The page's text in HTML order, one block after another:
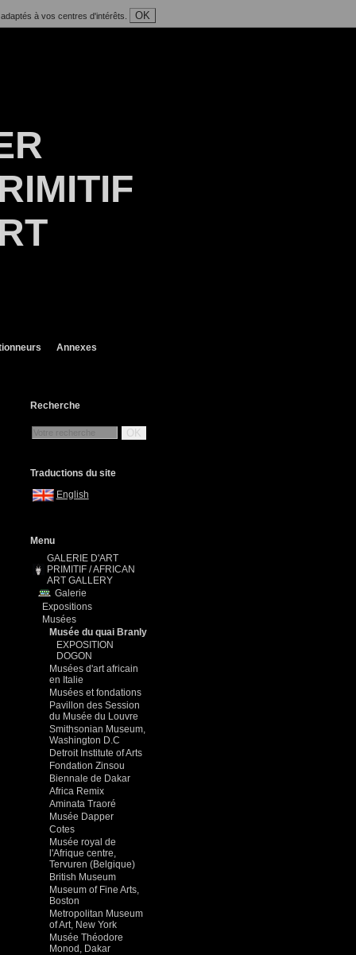
à vos centres d'intérêts. OK
Annexes
Recherche
OK
Traductions du site
English
Menu
GALERIE D'ART
PRIMITIF / AFRICAN
ART GALLERY
Galerie
Expositions
Musées
Musée du quai Branly
EXPOSITION
DOGON
Musées d'art africain
en Italie
Musées et fondations
Pavillon des Session
du Musée du Louvre
Smithsonian Museum,
Washington D.C
Detroit Institute of Arts
Fondation Zinsou
Biennale de Dakar
Africa Remix
Aminata Traoré
Musée Dapper
Cotes
Musée royal de
l'Afrique centre,
Tervuren (Belgique)
British Museum
Museum of Fine Arts,
Boston
Metropolitan Museum
of Art, New York
Musée Théodore
Monod, Dakar